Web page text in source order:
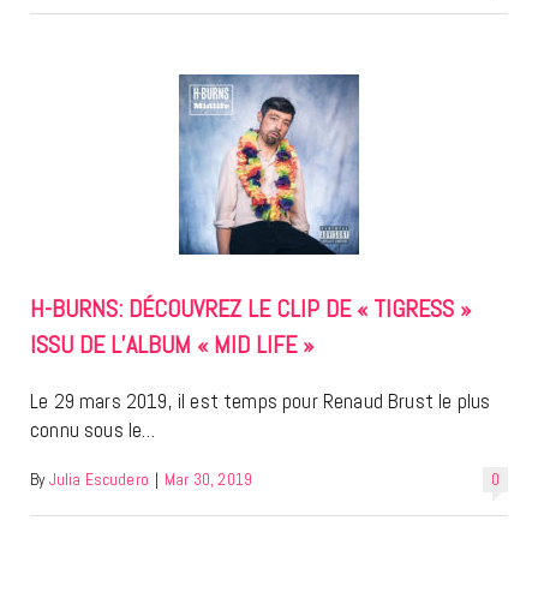
H-BURNS: DÉCOUVREZ LE CLIP DE « TIGRESS »
ISSU DE L’ALBUM « MID LIFE »
Le 29 mars 2019, il est temps pour Renaud Brust le plus
connu sous le…
0
By Julia Escudero | Mar 30, 2019